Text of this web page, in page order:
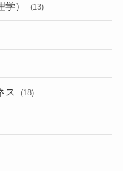
学） (13)
ス (18)